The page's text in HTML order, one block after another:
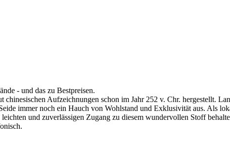
- und das zu Bestpreisen.
chinesischen Aufzeichnungen schon im Jahr 252 v. Chr. hergestellt.
immer noch ein Hauch von Wohlstand und Exklusivität aus. Als
und zuverlässigen Zugang zu diesem wundervollen Stoff